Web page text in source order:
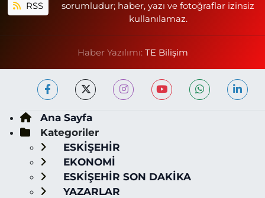
RSS
sorumludur; haber, yazı ve fotoğraflar izinsiz
kullanılamaz.
Haber Yazılımı: TE Bilişim
Ana Sayfa
Kategoriler
ESKİŞEHİR
EKONOMİ
ESKİŞEHİR SON DAKİKA
YAZARLAR